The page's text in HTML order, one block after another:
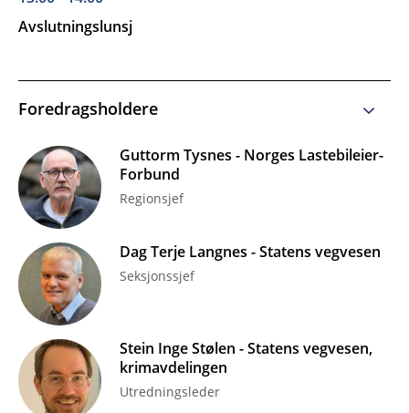
Avslutningslunsj
Foredragsholdere
Guttorm Tysnes - Norges Lastebileier-
Forbund
Regionsjef
Dag Terje Langnes - Statens vegvesen
Seksjonssjef
Stein Inge Stølen - Statens vegvesen,
krimavdelingen
Utredningsleder